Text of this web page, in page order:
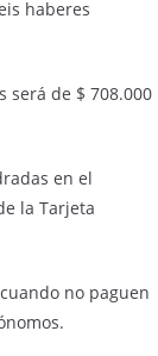
haberes
será de $ 708.000
en el
la Tarjeta
no paguen